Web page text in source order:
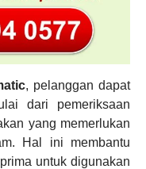
, pelanggan dapat
dari pemeriksaan
yang memerlukan
Hal ini membantu
untuk digunakan